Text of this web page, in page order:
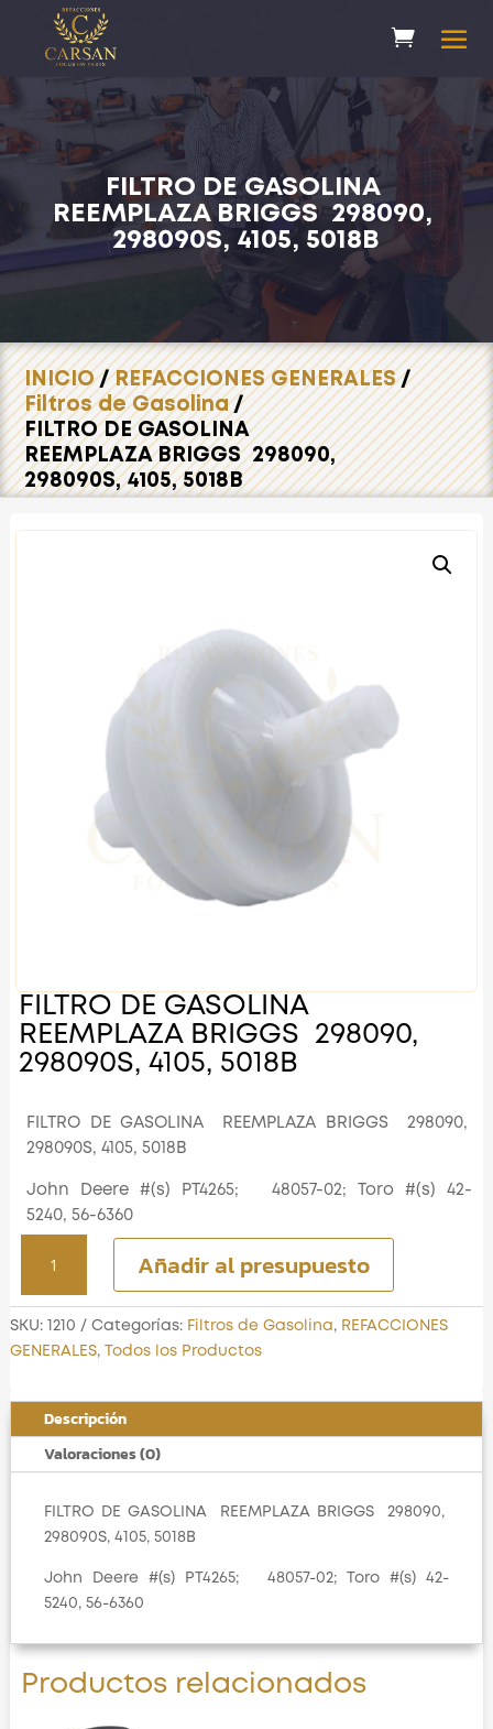
FILTRO DE GASOLINA
REEMPLAZA BRIGGS 298090,
298090S, 4105, 5018B
INICIO/REFACCIONES GENERALES/
Filtros de Gasolina/
FILTRO DE GASOLINA
REEMPLAZA BRIGGS 298090,
298090S, 4105, 5018B
FILTRO DE GASOLINA
REEMPLAZA BRIGGS 298090,
298090S, 4105, 5018B
FILTRO DE GASOLINA REEMPLAZA BRIGGS 298090,
298090S, 4105, 5018B
John Deere #(s) PT4265; 48057-02; Toro #(s) 42-
5240, 56-6360
FILTRO DE GASOLINA
REEMPLAZA BRIGGS 298090,
298090S, 4105, 5018B
cantidad
Añadir al presupuesto
SKU: 1210 Categorías: Filtros de Gasolina, REFACCIONES
GENERALES, Todos los Productos
Descripción
Valoraciones (0)
FILTRO DE GASOLINA REEMPLAZA BRIGGS 298090,
298090S, 4105, 5018B
John Deere #(s) PT4265; 48057-02; Toro #(s) 42-
5240, 56-6360
Productos relacionados